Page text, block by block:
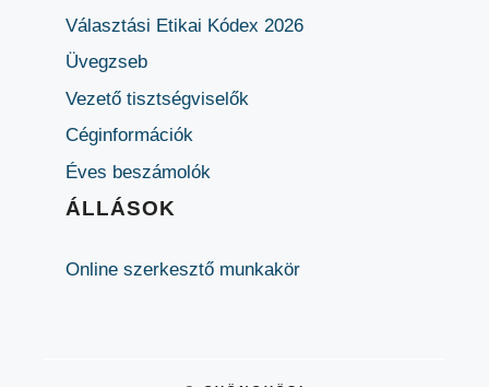
Választási Etikai Kódex 2026
Üvegzseb
Vezető tisztségviselők
Céginformációk
Éves beszámolók
ÁLLÁSOK
Online szerkesztő munkakör